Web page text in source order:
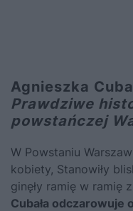
Agnieszka
Prawdziwe
powstańczej
W Powstaniu
kobiety, Stanowiły
ginęły ramię w ramię
Cubała odczarowuje